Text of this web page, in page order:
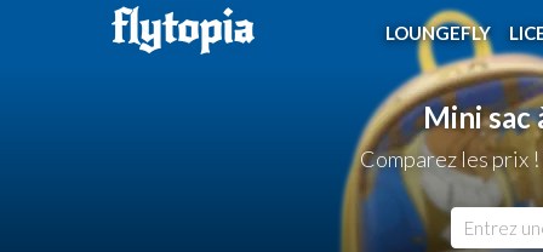
LOUNGEFLY
Mini sac
Comparez les prix